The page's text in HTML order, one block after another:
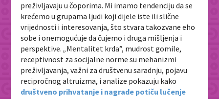
preživljavaju u čoporima. Mi imamo tendenciju da se
krećemo u grupama ljudi koji dijele iste ili slične
vrijednosti i interesovanja, što stvara takozvane eho
sobe i onemogućuje da čujemo i druga mišljenja i
perspektive.„Mentalitet krda”, mudrost gomile,
receptivnost za socijalne norme su mehanizmi
preživljavanja, važni za društvenu saradnju, pojavu
recipročnog altruizma, i analize pokazuju kako
društveno prihvatanje i nagrade potiču lučenje